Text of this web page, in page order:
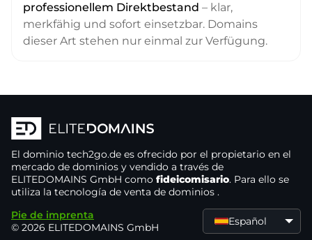
professionellem Direktbestand – klar,
merkfähig und sofort einsetzbar. Domains
dieser Art stehen nur einmal zur Verfügung.
El dominio tech2go.de es ofrecido por el propietario en el
mercado de dominios y vendido a través de
ELITEDOMAINS GmbH como fideicomisario. Para ello se
utiliza la tecnología de venta de dominios .
Pie de imprenta
© 2026 ELITEDOMAINS GmbH
Español